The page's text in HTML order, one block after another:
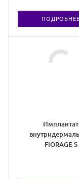
ПОДРОБНЕЕ
Имплантат
FIORAGE S